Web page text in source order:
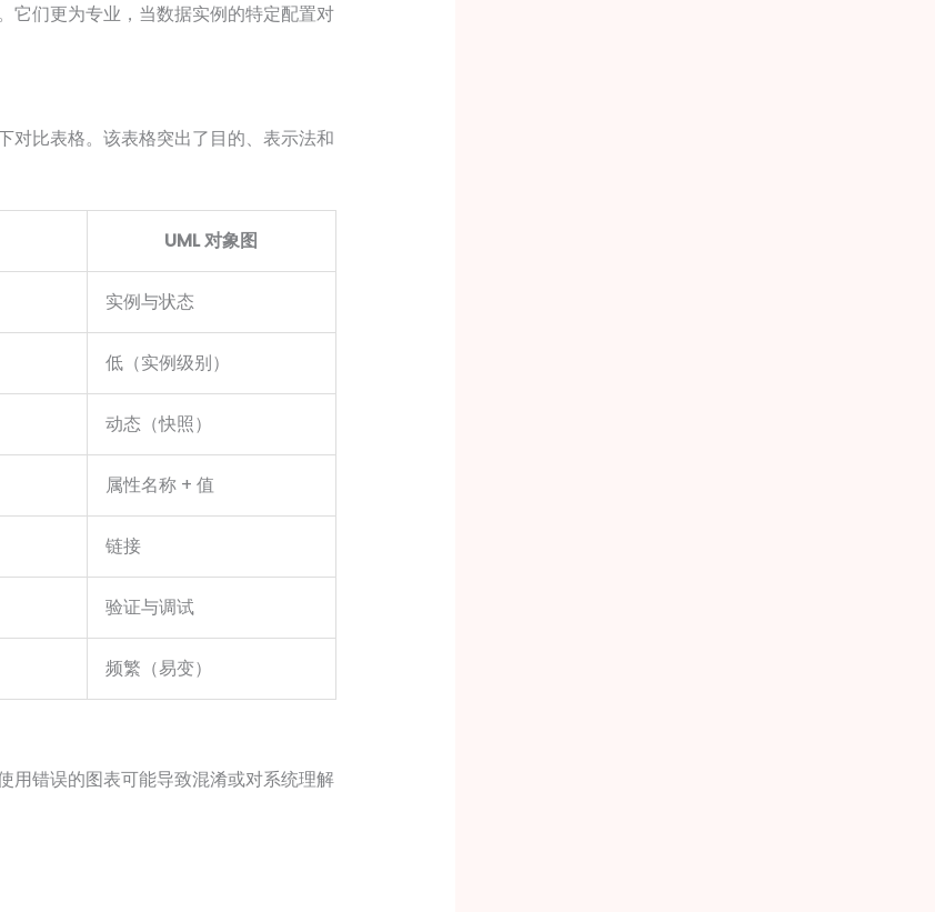
它们更为专业，当数据实例的特定配置对
对比表格。该表格突出了目的、表示法和
UML 对象图
实例与状态
低（实例级别）
动态（快照）
属性名称 + 值
链接
验证与调试
频繁（易变）
用错误的图表可能导致混淆或对系统理解